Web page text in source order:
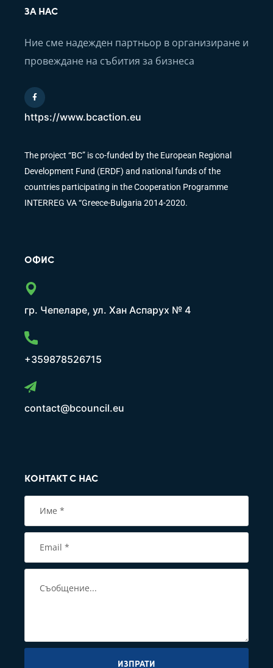
ЗА НАС
Ние сме надежден партньор в организиране и
провеждане на събития за бизнеса
https://www.bcaction.eu
The project “BC” is co-funded by the European Regional
Development Fund (ERDF) and national funds of the
countries participating in the Cooperation Programme
INTERREG VA “Greece-Bulgaria 2014-2020.
ОФИС
гр. Чепеларе, ул. Хан Аспарух № 4
+359878526715
contact@bcouncil.eu
КОНТАКТ С НАС
ИЗПРАТИ